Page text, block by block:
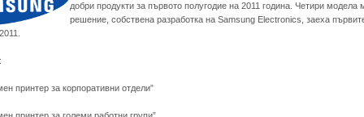
добри продукти за първото полугодие на 2011 година. Четири
решение, собствена разработка на Samsung Electronics, заеха
принтер за корпоративни отдели”